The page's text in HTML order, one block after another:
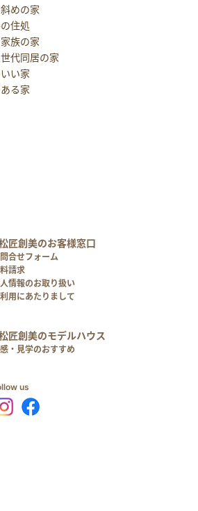
めの家
住処
族の家
代同居の家
い家
る家
匠創美のお客様窓口
合せフォーム
請求
情報のお取り扱い
用にあたりまして
匠創美のモデルハウス
・見学のおすすめ
us